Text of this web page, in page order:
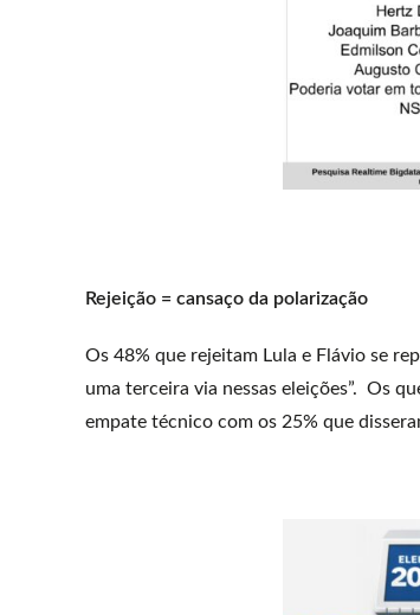
Rejeição = cansaço da polarização
Os 48% que rejeitam Lula e Flávio se
uma terceira via nessas eleições”. Os
empate técnico com os 25% que